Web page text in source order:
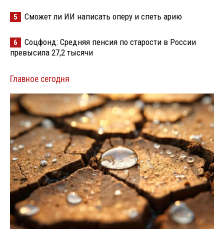
5 Сможет ли ИИ написать оперу и спеть арию
6
Соцфонд: Средняя пенсия по старости в России
превысила 27,2 тысячи
Главное сегодня